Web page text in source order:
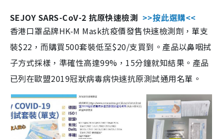
SEJOY SARS-CoV-2 抗原快速檢測 >>按此選購<<
香港口罩品牌HK-M Mask抗疫價發售快速檢測劑，單支
裝$22，而購買500套裝低至$20/支買到。產品以鼻咽拭
子方式採樣，準確性高達99%，15分鐘就知結果。產品
已列在歐盟2019冠狀病毒病快速抗原測試通用名單。